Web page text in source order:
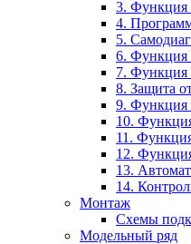
3.
4.
5.
6. Функция
7. Функция
8. Защита
9. Функция
10.
11.
12.
13.
14.
Монтаж
Схемы
Модельный ряд